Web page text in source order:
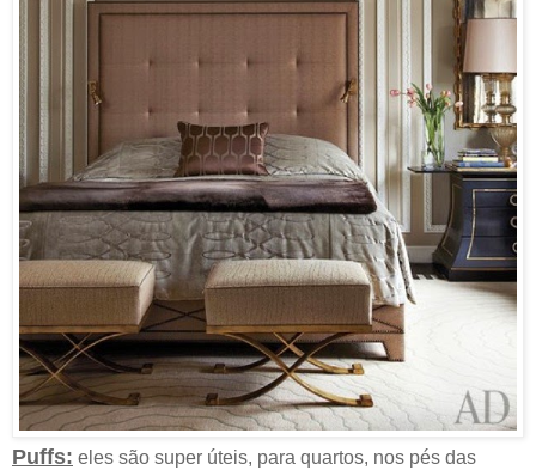
Puffs: eles são super úteis, para quartos, nos pés das